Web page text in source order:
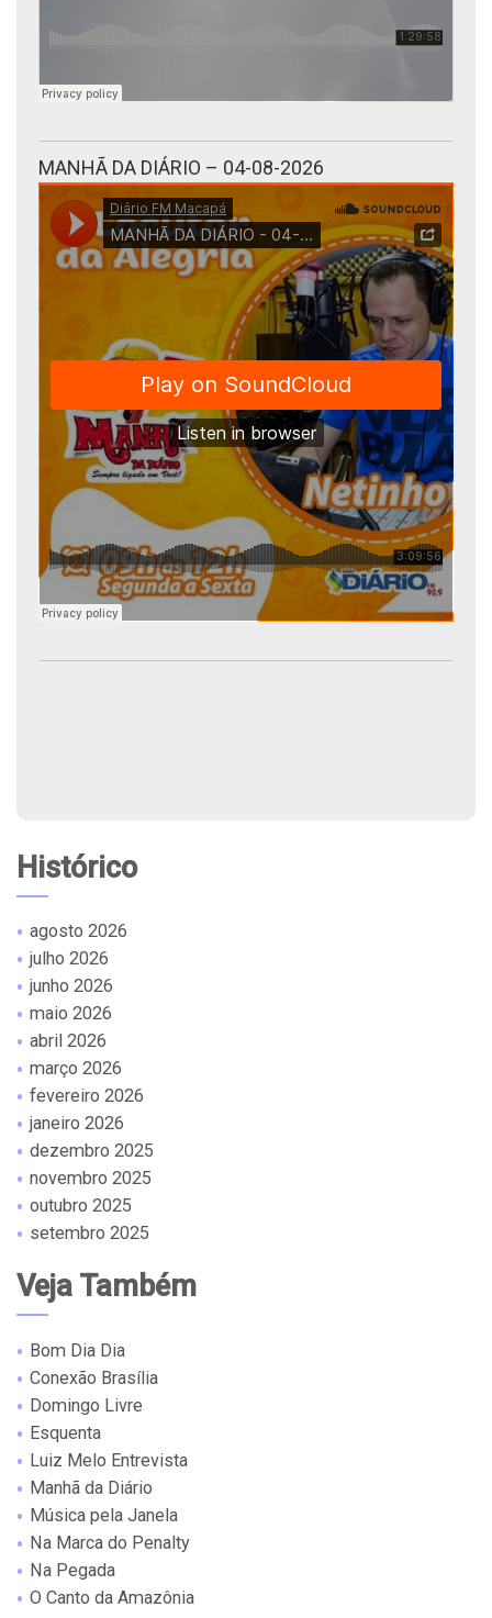
MANHÃ DA DIÁRIO – 04-08-2026
Histórico
agosto 2026
julho 2026
junho 2026
maio 2026
abril 2026
março 2026
fevereiro 2026
janeiro 2026
dezembro 2025
novembro 2025
outubro 2025
setembro 2025
Veja Também
Bom Dia Dia
Conexão Brasília
Domingo Livre
Esquenta
Luiz Melo Entrevista
Manhã da Diário
Música pela Janela
Na Marca do Penalty
Na Pegada
O Canto da Amazônia